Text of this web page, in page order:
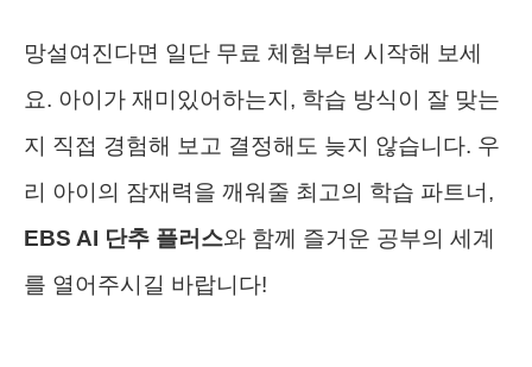
망설여진다면 일단 무료 체험부터 시작해 보세
요. 아이가 재미있어하는지, 학습 방식이 잘 맞는
지 직접 경험해 보고 결정해도 늦지 않습니다. 우
리 아이의 잠재력을 깨워줄 최고의 학습 파트너,
EBS AI 단추 플러스와 함께 즐거운 공부의 세계
를 열어주시길 바랍니다!